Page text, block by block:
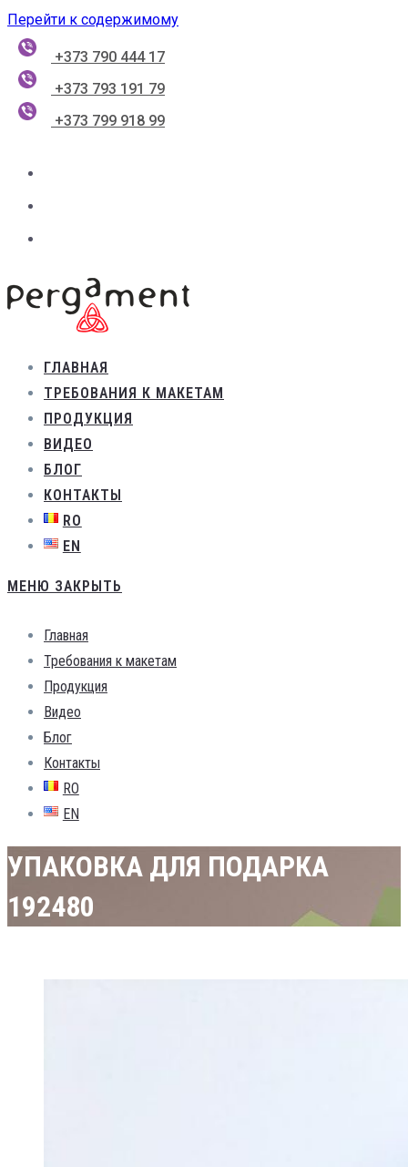
Перейти к содержимому
+373 790 444 17
+373 793 191 79
+373 799 918 99
ГЛАВНАЯ
ТРЕБОВАНИЯ К МАКЕТАМ
ПРОДУКЦИЯ
ВИДЕО
БЛОГ
КОНТАКТЫ
RO
EN
МЕНЮ ЗАКРЫТЬ
Главная
Требования к макетам
Продукция
Видео
Блог
Контакты
RO
EN
УПАКОВКА ДЛЯ ПОДАРКА
192480